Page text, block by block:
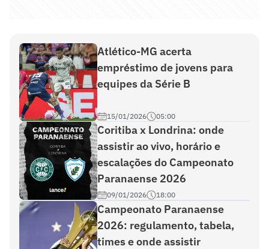
Atlético-MG acerta
empréstimo de jovens para
equipes da Série B
15/01/2026 05:00
Coritiba x Londrina: onde
assistir ao vivo, horário e
escalações do Campeonato
Paranaense 2026
09/01/2026 18:00
Campeonato Paranaense
2026: regulamento, tabela,
times e onde assistir